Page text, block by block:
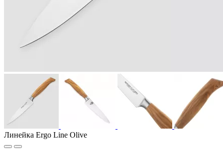
Линейка Ergo Line Olive